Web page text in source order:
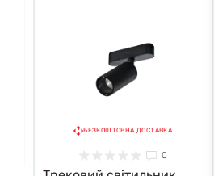
БЕЗКОШТОВНА ДОСТАВКА
0